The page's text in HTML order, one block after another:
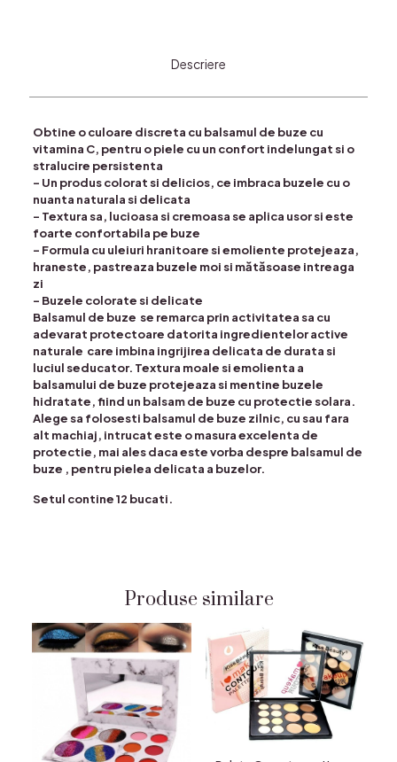
Descriere
Obtine o culoare discreta cu balsamul de buze cu
vitamina C, pentru o piele cu un confort indelungat si o
stralucire persistenta
– Un produs colorat si delicios, ce imbraca buzele cu o
nuanta naturala si delicata
– Textura sa, lucioasa si cremoasa se aplica usor si este
foarte confortabila pe buze
– Formula cu uleiuri hranitoare si emoliente protejeaza,
hraneste, pastreaza buzele moi si mătăsoase intreaga
zi
– Buzele colorate si delicate
Balsamul de buze se remarca prin activitatea sa cu
adevarat protectoare datorita ingredientelor active
naturale care imbina ingrijirea delicata de durata si
luciul seducator. Textura moale si emolienta a
balsamului de buze protejeaza si mentine buzele
hidratate, fiind un balsam de buze cu protectie solara.
Alege sa folosesti balsamul de buze zilnic, cu sau fara
alt machiaj, intrucat este o masura excelenta de
protectie, mai ales daca este vorba despre balsamul de
buze , pentru pielea delicata a buzelor.
Setul contine 12 bucati.
Produse similare